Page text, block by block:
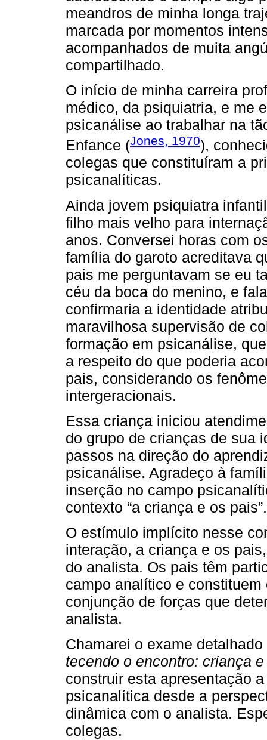
meandros de minha longa
marcada por momentos
acompanhados de muita
compartilhado.
O início de minha carreira
médico, da psiquiatria, e me
psicanálise ao trabalhar na
Enfance (Jones, 1970),
colegas que constituíram a
psicanalíticas.
Ainda jovem psiquiatra
filho mais velho para
anos. Conversei horas com
família do garoto acreditava
pais me perguntavam se eu
céu da boca do menino, e
confirmaria a identidade
maravilhosa supervisão de
formação em psicanálise,
a respeito do que poderia
pais, considerando os
intergeracionais.
Essa criança iniciou
do grupo de crianças de sua
passos na direção do
psicanálise. Agradeço à
inserção no campo
contexto “a criança e os pais”.
O estímulo implícito nesse
interação, a criança e os
do analista. Os pais têm
campo analítico e
conjunção de forças que
analista.
Chamarei o exame
tecendo o encontro: criança
construir esta apresentação
psicanalítica desde a
dinâmica com o analista.
colegas.